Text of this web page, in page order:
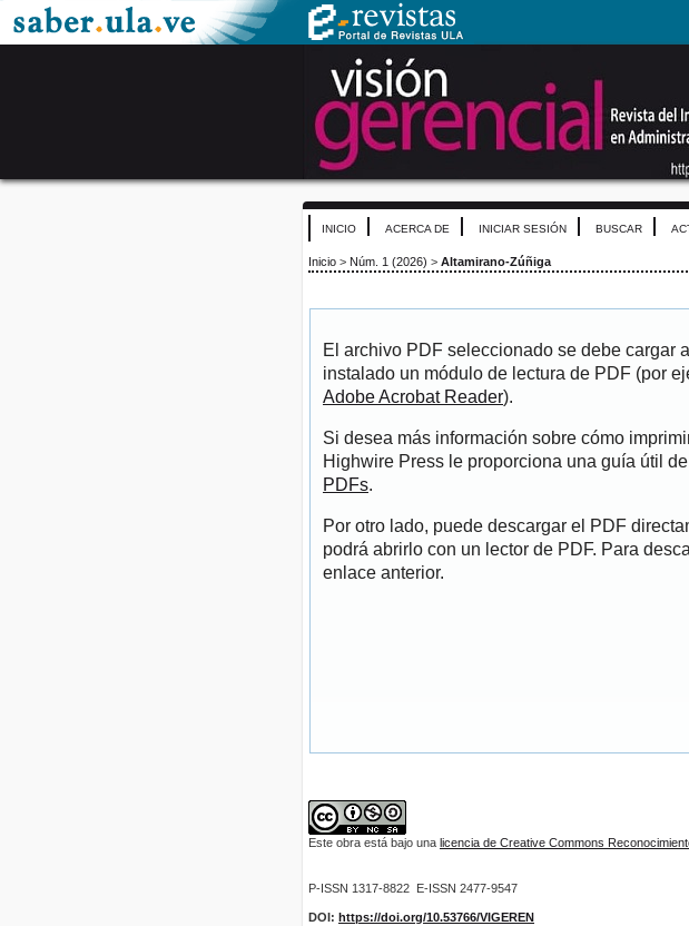
INICIO ACERCA DE INICIAR SESIÓN BUSCAR
Inicio > Núm. 1 (2026) > Altamirano-Zúñiga
El archivo PDF seleccionado se debe cargar
instalado un módulo de lectura de PDF (por
Adobe Acrobat Reader).
Si desea más información sobre cómo
Highwire Press le proporciona una guía útil de
PDFs.
Por otro lado, puede descargar el PDF
podrá abrirlo con un lector de PDF. Para
enlace anterior.
Este obra está bajo una licencia de Creative Commons
P-ISSN 1317-8822 E-ISSN 2477-9547
DOI: https://doi.org/10.53766/VIGEREN